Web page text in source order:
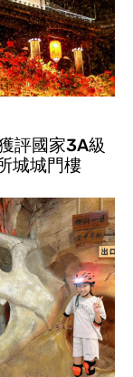
評國家3A級
城城門樓